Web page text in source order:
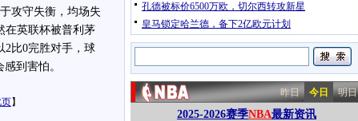
攻守失衡，均场失
在英联杯被普利茅
2比0完胜对手，球
到害怕。
页】
孔德被标价6500万欧，切尔西转攻新星
皇马锁定哈兰德，备下2亿欧元计划
昨日 今日 明日
2025-2026赛季NBA最新资讯